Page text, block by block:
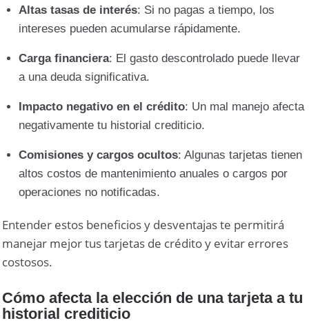
Altas tasas de interés: Si no pagas a tiempo, los
intereses pueden acumularse rápidamente.
Carga financiera: El gasto descontrolado puede llevar
a una deuda significativa.
Impacto negativo en el crédito: Un mal manejo afecta
negativamente tu historial crediticio.
Comisiones y cargos ocultos: Algunas tarjetas tienen
altos costos de mantenimiento anuales o cargos por
operaciones no notificadas.
Entender estos beneficios y desventajas te permitirá
manejar mejor tus tarjetas de crédito y evitar errores
costosos.
Cómo afecta la elección de una tarjeta a tu
historial crediticio